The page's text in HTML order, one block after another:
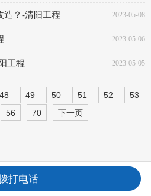
造？-清阳工程 2023-05-08
2023-05-06
工程 2023-05-05
48 49 50 51 52
53
56 70 下一页
在线留言 QQ咨询
打电话